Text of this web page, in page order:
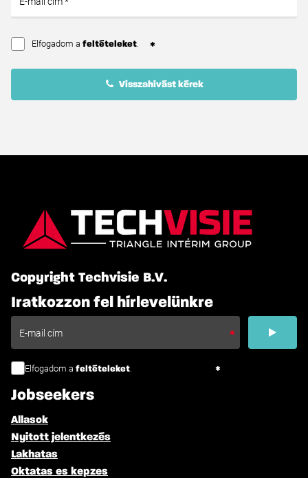
Elfogadom a feltételeket.
Visszahívást kérek
Copyright Techvisie B.V.
Iratkozzon fel hírlevelünkre
Elfogadom a feltételeket
Jobseekers
Allasok
Nyitott jelentkezés
Lakhatas
Oktatas es kepzes